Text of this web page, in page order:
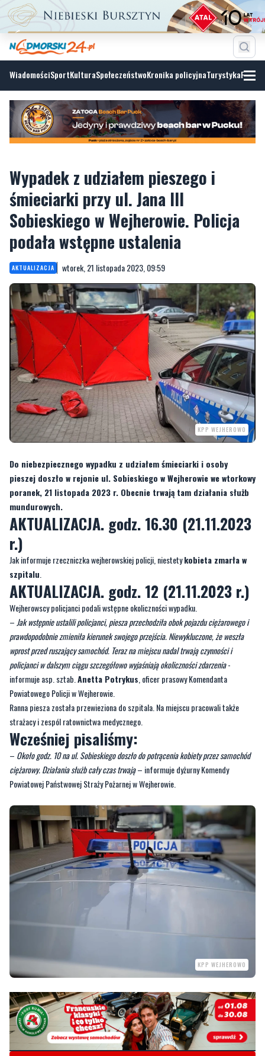
WiadomościSportKulturaSpołeczeństwoKronika policyjnaTurystyka
Wypadek z udziałem pieszego i
Sobieskiego w Wejherowie. Policja
podała wstępne ustalenia
AKTUALIZACJA wtorek, 21 listopada 2023, 09:59
KPP WEJHEROWO
Do niebezpiecznego wypadku z udziałem śmieciarki i osoby
pieszej doszło w rejonie ul. Sobieskiego w Wejherowie we wtorkowy
mundurowych.
AKTUALIZACJA. godz. 16.30 (21.11.2023
r.)
Jak informuje rzeczniczka wejherowskiej policji, niestety kobieta zmarła w
szpitalu.
AKTUALIZACJA. godz. 12 (21.11.2023 r.)
Wejherowscy policjanci podali wstępne okoliczności wypadku.
–Jak wstępnie ustalili policjanci, piesza przechodziła obok pojazdu ciężarowego i
prawdopodobnie zmieniła kierunek swojego przejścia. Niewykluczone, że weszła
wprost przed ruszający samochód. Teraz na miejscu nadal trwają czynności i
policjanci w dalszym ciągu szczegółowo wyjaśniają okoliczności zdarzenia-
informuje asp. sztab.Anetta Potrykus, oficer prasowy Komendanta
Powiatowego Policji w Wejherowie.
Ranna piesza została przewieziona do szpitala. Na miejscu pracowali także
strażacy i zespól ratownictwa medycznego.
Wcześniej pisaliśmy:
–Około godz. 10 na ul. Sobieskiego doszło do potrącenia kobiety przez samochód
ciężarowy. Działania służb cały czas trwają– informuje dyżurny Komendy
Powiatowej Państwowej Straży Pożarnej w Wejherowie.
Byliście świadkami zdarzenia w naszym regionie? Chcecie
aby nasza redakcja zajęła się jakimś tematem? Czekamy na
Wasze sygnały i informacje. Można kontaktować się z naszą